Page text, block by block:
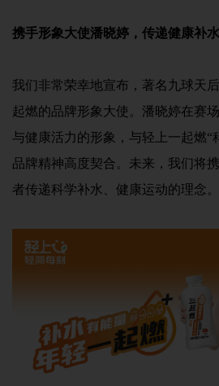
携手形象大使潘晓婷，传递健康补
我们非常荣幸地宣布，著名九球天
起燃的品牌形象大使。潘晓婷在赛
与健康活力的形象，与轻上一起燃“
品牌精神高度契合。未来，我们将
者传递科学补水、健康运动的理念。